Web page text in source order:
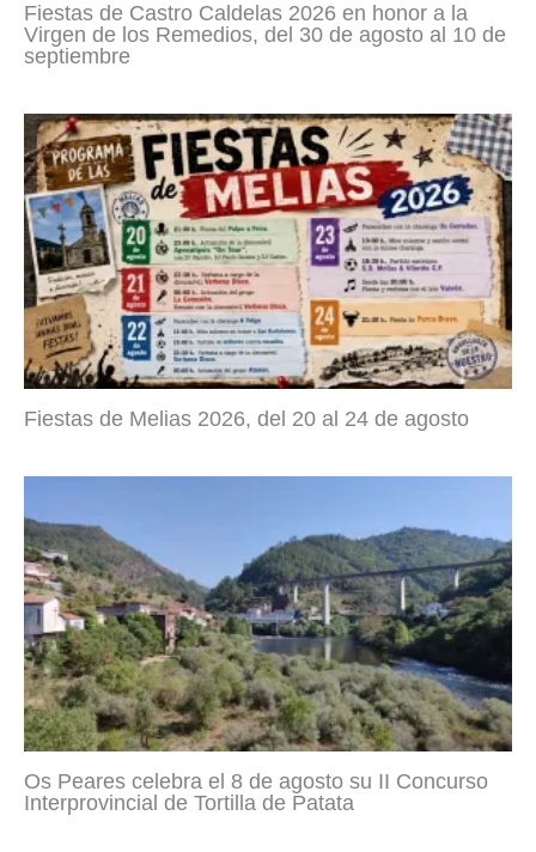
Fiestas de Castro Caldelas 2026 en honor a la
Virgen de los Remedios, del 30 de agosto al 10 de
septiembre
Fiestas de Melias 2026, del 20 al 24 de agosto
Os Peares celebra el 8 de agosto su II Concurso
Interprovincial de Tortilla de Patata